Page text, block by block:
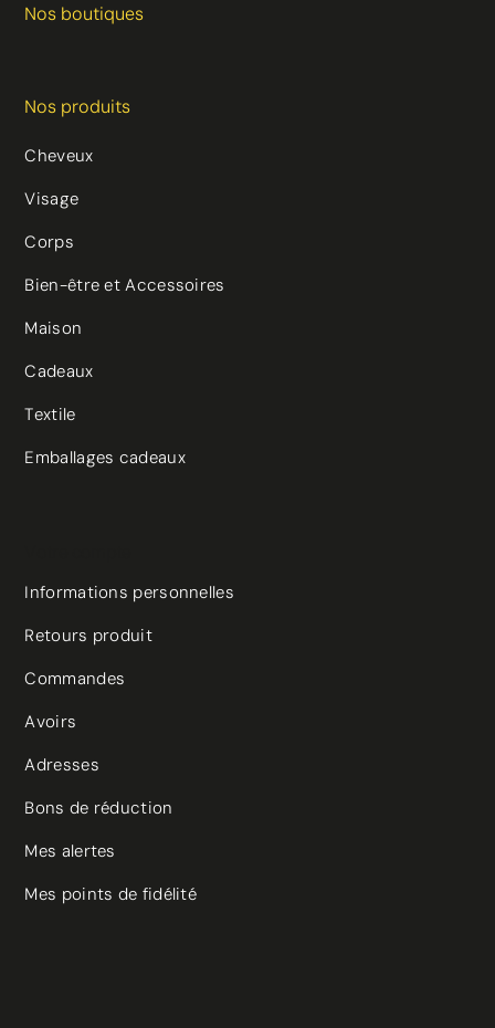
Nos boutiques
Nos produits
Cheveux
Visage
Corps
Bien-être et Accessoires
Maison
Cadeaux
Textile
Emballages cadeaux
Informations personnelles
Retours produit
Commandes
Avoirs
Adresses
Bons de réduction
Mes alertes
Mes points de fidélité